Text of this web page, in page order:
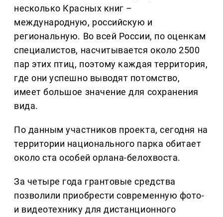
несколько Красных книг –
международную, российскую и
региональную. Во всей России, по оценкам
специалистов, насчитывается около 2500
пар этих птиц, поэтому каждая территория,
где они успешно выводят потомство,
имеет большое значение для сохранения
вида.
По данным участников проекта, сегодня на
территории национального парка обитает
около ста особей орлана-белохвоста.
За четыре года грантовые средства
позволили приобрести современную фото-
и видеотехнику для дистанционного